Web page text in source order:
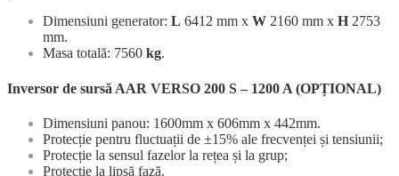
Dimensiuni generator: L 6412 mm x W 2160 mm x H 2753
mm.
Masa totală: 7560 kg.
Inversor de sursă AAR VERSO 200 S – 1200 A (OPȚIONAL)
Dimensiuni panou: 1600mm x 606mm x 442mm.
Protecție pentru fluctuații de ±15% ale frecvenței și tensiunii;
Protecție la sensul fazelor la rețea și la grup;
Protecție la lipsă fază.